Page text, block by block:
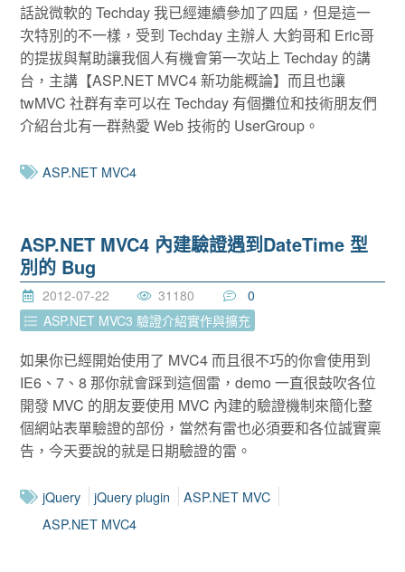
話說微軟的 Techday 我已經連續參加了四屆，但是這一
次特別的不一樣，受到 Techday 主辦人 大鈞哥和 Eric哥
的提拔與幫助讓我個人有機會第一次站上 Techday 的講
台，主講【ASP.NET MVC4 新功能概論】而且也讓
twMVC 社群有幸可以在 Techday 有個攤位和技術朋友們
介紹台北有一群熱愛 Web 技術的 UserGroup。
ASP.NET MVC4
ASP.NET MVC4 內建驗證遇到DateTime 型
別的 Bug
2012-07-22 31180
0
ASP.NET MVC3 驗證介紹實作與擴充
如果你已經開始使用了 MVC4 而且很不巧的你會使用到
IE6、7、8 那你就會踩到這個雷，demo 一直很鼓吹各位
開發 MVC 的朋友要使用 MVC 內建的驗證機制來簡化整
個網站表單驗證的部份，當然有雷也必須要和各位誠實稟
告，今天要說的就是日期驗證的雷。
jQuery jQuery plugin
ASP.NET MVC
ASP.NET MVC4